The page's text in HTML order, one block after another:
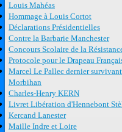
Louis Mahéas
Hommage à Louis Cortot
Déclarations Présidentielles
Contre la Barbarie Manchester
Concours Scolaire de la
Protocole pour le Drapeau
Marcel Le Pallec dernier
Morbihan
Charles-Henry KERN
Livret Libération d'Hennebont
Kercand Lanester
Maille Indre et Loire